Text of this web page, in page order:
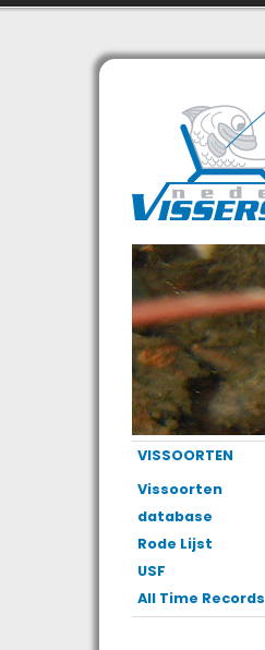
VISSOORTEN
Vissoorten
database
Rode Lijst
USF
All Time Records